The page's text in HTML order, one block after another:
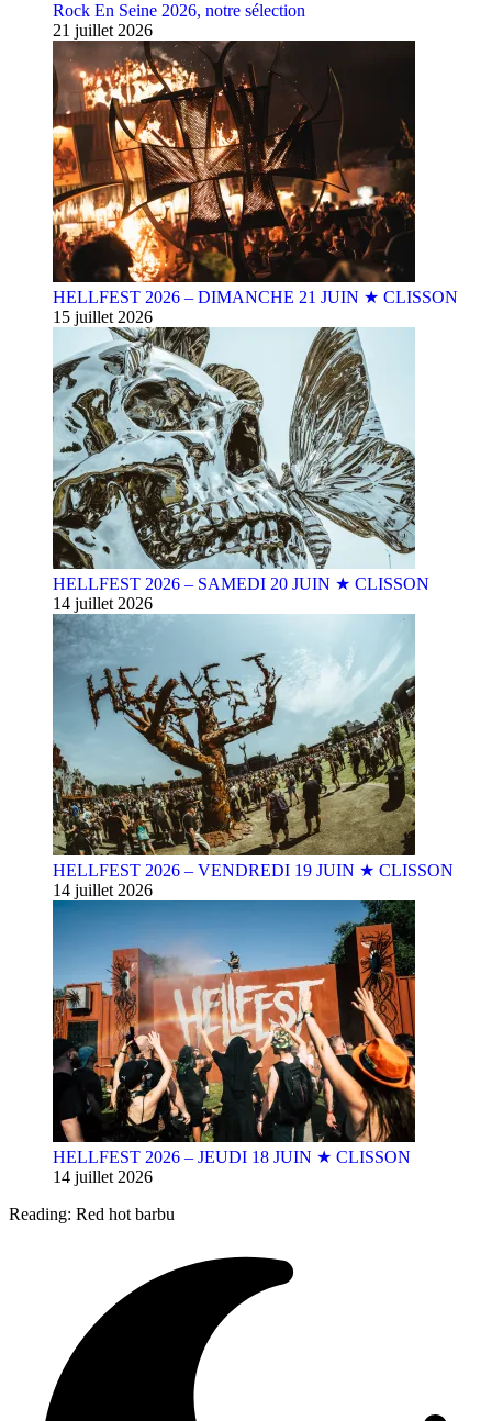
Rock En Seine 2026, notre sélection
21 juillet 2026
HELLFEST 2026 – DIMANCHE 21 JUIN ★ CLISSON
15 juillet 2026
HELLFEST 2026 – SAMEDI 20 JUIN ★ CLISSON
14 juillet 2026
HELLFEST 2026 – VENDREDI 19 JUIN ★ CLISSON
14 juillet 2026
HELLFEST 2026 – JEUDI 18 JUIN ★ CLISSON
14 juillet 2026
Reading: Red hot barbu